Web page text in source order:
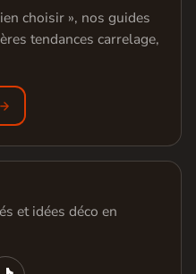
choisir », nos guides
tendances carrelage,
et idées déco en